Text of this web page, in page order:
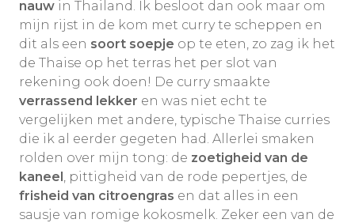
nauw in Thailand. Ik besloot dan ook maar om
mijn rijst in de kom met curry te scheppen en
dit als een soort soepje op te eten, zo zag ik het
de Thaise op het terras het per slot van
rekening ook doen! De curry smaakte
verrassend lekker en was niet echt te
vergelijken met andere, typische Thaise curries
die ik al eerder gegeten had. Allerlei smaken
rolden over mijn tong: de zoetigheid van de
kaneel, pittigheid van de rode pepertjes, de
frisheid van citroengras en dat alles in een
sausje van romige kokosmelk. Zeker een van de